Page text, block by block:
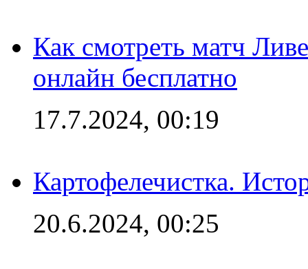
Как смотреть матч
онлайн бесплатно
17.7.2024, 00:19
Картофелечистка.
20.6.2024, 00:25